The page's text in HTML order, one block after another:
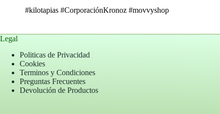
#kilotapias #CorporaciónKronoz #movvyshop
Legal
Politicas de Privacidad
Cookies
Terminos y Condiciones
Preguntas Frecuentes
Devolución de Productos